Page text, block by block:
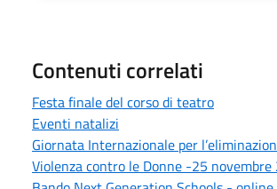
Contenuti correlati
Festa finale del corso di teatro
Eventi natalizi
Giornata Internazionale per
Violenza contro le Donne -25 novembre